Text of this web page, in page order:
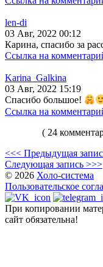
len-di
03 Авг, 2022 00:12
Карина, спасибо за
Ссылка на
Karina_Galkina
03 Авг, 2022 15:19
Спасибо большое!
Ссылка на
( 24
<<< Предыдущая
Следующая запись >>>
© 2026 Холо-система
Пользовательское
При копировании
сайт обязательна!